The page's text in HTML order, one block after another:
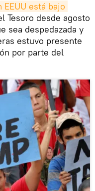
está bajo
Tesoro desde agosto
sea despedazada y
estuvo presente
por parte del